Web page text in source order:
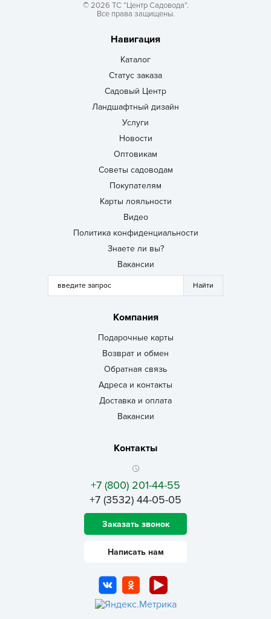
© 2026 ТС “Центр Садовода”.
Все права защищены.
Навигация
Каталог
Статус заказа
Садовый Центр
Ландшафтный дизайн
Услуги
Новости
Оптовикам
Советы садоводам
Покупателям
Карты лояльности
Видео
Политика конфиденциальности
Знаете ли вы?
Вакансии
Компания
Подарочные карты
Возврат и обмен
Обратная связь
Адреса и контакты
Доставка и оплата
Вакансии
Контакты
+7 (800) 201-44-55
+7 (3532) 44-05-05
Заказать звонок
Написать нам